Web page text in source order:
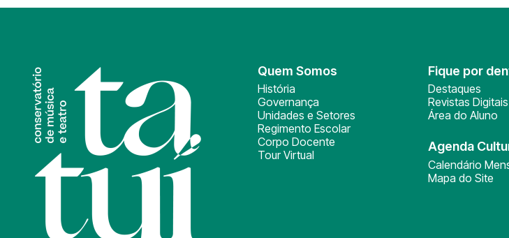
Quem Somos
História
Governança
Unidades e Setores
Regimento Escolar
Corpo Docente
Tour Virtual
Fique por
Destaques
Revistas Digitais
Área do Aluno
Agenda
Calendário
Mapa do Site